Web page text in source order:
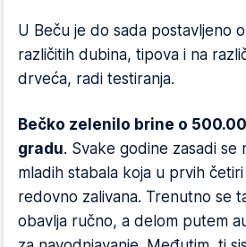
U Beču je do sada postavljeno
različitih dubina, tipova i na
drveća, radi testiranja.
Bečko zelenilo brine o
gradu. Svake godine zasadi se
mladih stabala koja u prvih
redovno zalivana. Trenutno se
obavlja ručno, a delom putem